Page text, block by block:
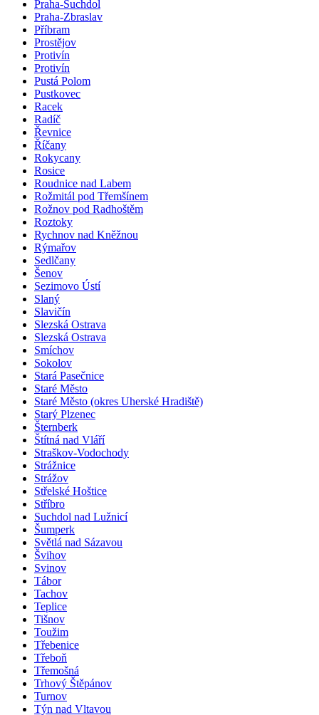
Praha-Suchdol
Praha-Zbraslav
Příbram
Prostějov
Protivín
Protivín
Pustá Polom
Pustkovec
Racek
Radíč
Řevnice
Říčany
Rokycany
Rosice
Roudnice nad Labem
Rožmitál pod Třemšínem
Rožnov pod Radhoštěm
Roztoky
Rychnov nad Kněžnou
Rýmařov
Sedlčany
Šenov
Sezimovo Ústí
Slaný
Slavičín
Slezská Ostrava
Slezská Ostrava
Smíchov
Sokolov
Stará Pasečnice
Staré Město
Staré Město (okres Uherské Hradiště)
Starý Plzenec
Šternberk
Štítná nad Vláří
Straškov-Vodochody
Strážnice
Strážov
Střelské Hoštice
Stříbro
Suchdol nad Lužnicí
Šumperk
Světlá nad Sázavou
Švihov
Svinov
Tábor
Tachov
Teplice
Tišnov
Toužim
Třebenice
Třeboň
Třemošná
Trhový Štěpánov
Turnov
Týn nad Vltavou